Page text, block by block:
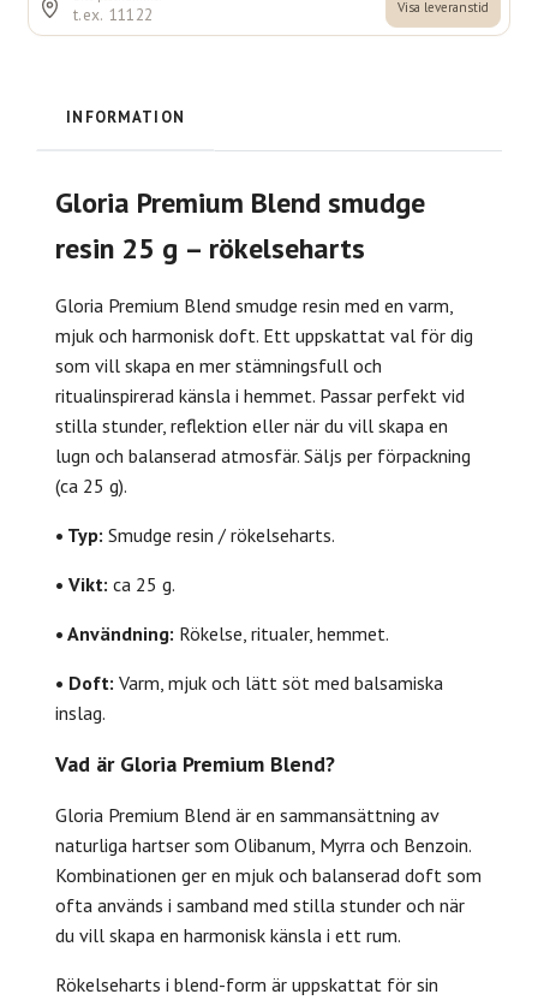
INFORMATION
Gloria Premium Blend smudge
resin 25 g – rökelseharts
Gloria Premium Blend smudge resin med en varm,
mjuk och harmonisk doft. Ett uppskattat val för dig
som vill skapa en mer stämningsfull och
ritualinspirerad känsla i hemmet. Passar perfekt vid
stilla stunder, reflektion eller när du vill skapa en
lugn och balanserad atmosfär. Säljs per förpackning
(ca 25 g).
• Typ: Smudge resin / rökelseharts.
• Vikt: ca 25 g.
• Användning: Rökelse, ritualer, hemmet.
• Doft: Varm, mjuk och lätt söt med balsamiska
inslag.
Vad är Gloria Premium Blend?
Gloria Premium Blend är en sammansättning av
naturliga hartser som Olibanum, Myrra och Benzoin.
Kombinationen ger en mjuk och balanserad doft som
ofta används i samband med stilla stunder och när
du vill skapa en harmonisk känsla i ett rum.
Rökelseharts i blend-form är uppskattat för sin